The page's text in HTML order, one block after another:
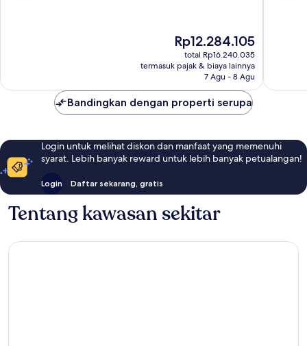
Harga
sekarang
Rp12.284.105
Rp12.284.105
total Rp16.240.035
termasuk pajak & biaya lainnya
7 Agu - 8 Agu
Bandingkan dengan properti serupa
Login untuk melihat diskon dan manfaat yang memenuhi
syarat. Lebih banyak reward untuk lebih banyak petualangan!
Login Daftar sekarang, gratis
Tentang kawasan sekitar